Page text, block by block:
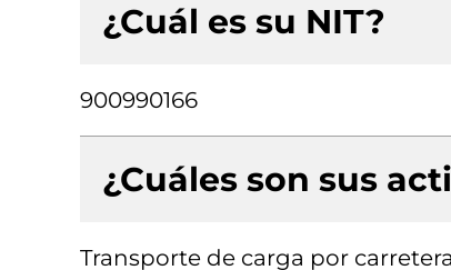
¿Cuál es su NIT?
900990166
¿Cuáles son sus
Transporte de carga por